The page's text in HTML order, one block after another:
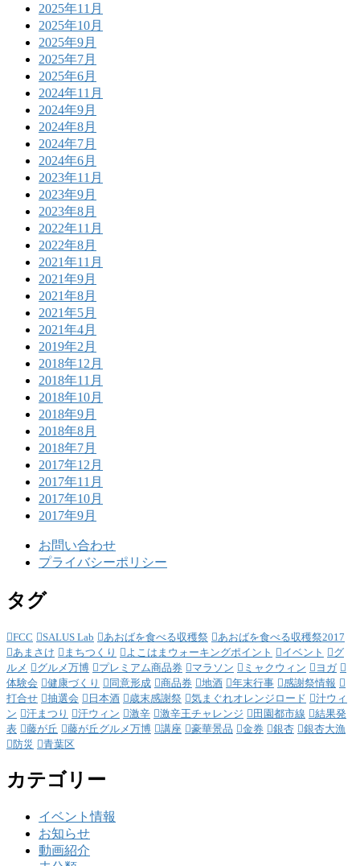
2025年11月
2025年10月
2025年9月
2025年7月
2025年6月
2024年11月
2024年9月
2024年8月
2024年7月
2024年6月
2023年11月
2023年9月
2023年8月
2022年11月
2022年8月
2021年11月
2021年9月
2021年8月
2021年5月
2021年4月
2019年2月
2018年12月
2018年11月
2018年10月
2018年9月
2018年8月
2018年7月
2017年12月
2017年11月
2017年10月
2017年9月
お問い合わせ
プライバシーポリシー
タグ
FCC SALUS Lab あおばを食べる収穫祭
あおばを食べる収穫祭2017
あまさけ
まちつくり よこはまウォーキングポイント イベント
グ
ルメ
グルメ万博 プレミアム商品券 マラソン ミャクウィン
ヨガ
体験会
健康づくり 同意形成 商品券 地酒 年末行事
感謝祭情報
打合せ
抽選会 日本酒 歳末感謝祭 気まぐれオレンジロード
汁ウィ
ン
汗まつり 汗ウィン 激辛 激辛王チャレンジ 田園都市線
結果発
表
藤が丘 藤が丘グルメ万博 講座 豪華景品 金券 銀杏
銀杏大漁
防災
青葉区
カテゴリー
イベント情報
お知らせ
動画紹介